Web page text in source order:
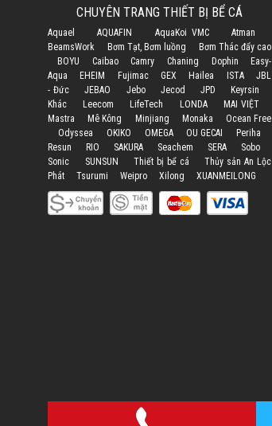
CHUYÊN TRANG THIẾT BỊ BỂ CÁ
Aquael AQUAFIN AquaKoi VMC
Atman
BeamsWork
Bơm Tạt, Bơm luồng
Bơm Thác đẩy cao
BOYU
Caibao Camry Chaning Dophin
Easy-
Aqua
EHEIM Fujimac GEX Hailea ISTA
JBL
- Đức
JEBAO Jebo Jecod JPD
Keyrsin
Khác
Leecom LifeTech LONDA
MAI VIỆT
Mastra
Mê Kông Minjiang Monaka
Ocean Free
Odyssea
OKIKO OMEGA OU GECAI
Periha
Resun
RIO SAKURA Seachem SERA
Sobo
Sonic
SUNSUN Thiết bị bể cá
Thủy sản An Lộc
Phát
Tsurumi Weipro Xilong XUANMEILONG